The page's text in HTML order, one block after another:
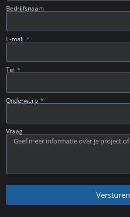
Bedrijfsnaam
E-mail
Tel
Onderwerp
Vraag
Versturen